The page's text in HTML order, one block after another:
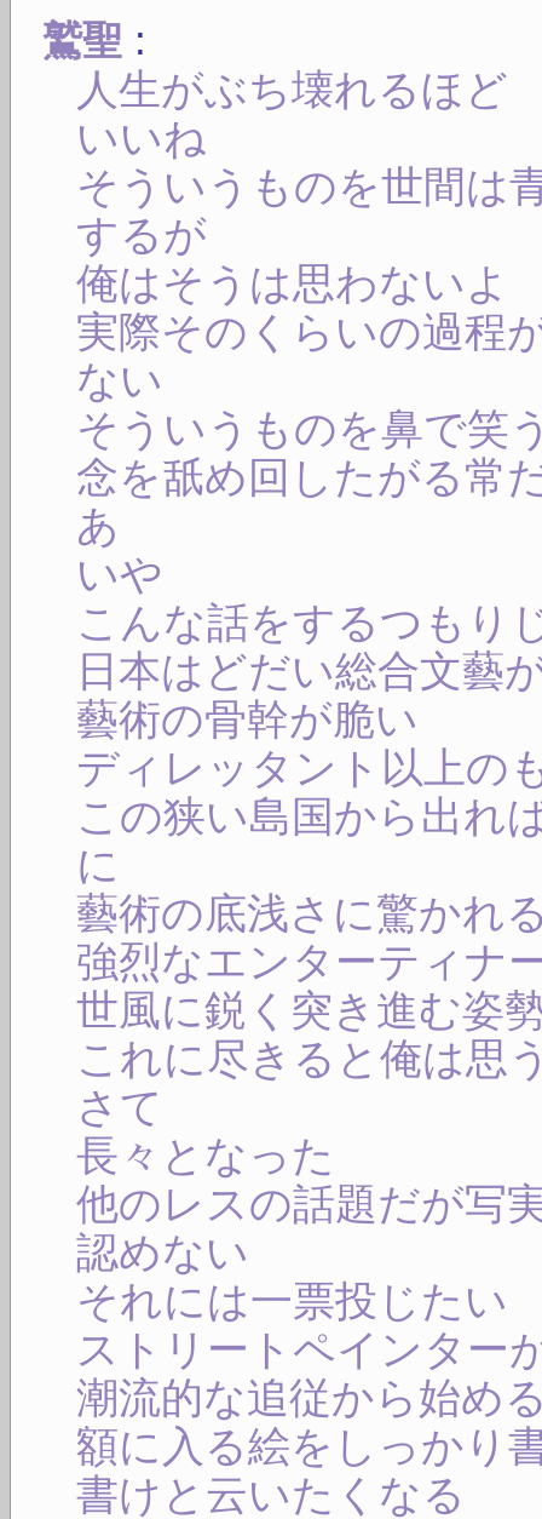
鷲聖 :
人生がぶち壊れるほど
いいね
そういうものを世間は
するが
俺はそうは思わないよ
実際そのくらいの過程
ない
そういうものを鼻で笑
念を舐め回したがる常
あ
いや
こんな話をするつもり
日本はどだい総合文藝
藝術の骨幹が脆い
ディレッタント以上の
この狭い島国から出れ
に
藝術の底浅さに驚かれ
強烈なエンターティナ
世風に鋭く突き進む姿
これに尽きると俺は思
さて
長々となった
他のレスの話題だが写
認めない
それには一票投じたい
ストリートペインター
潮流的な追従から始め
額に入る絵をしっかり
書けと云いたくなる